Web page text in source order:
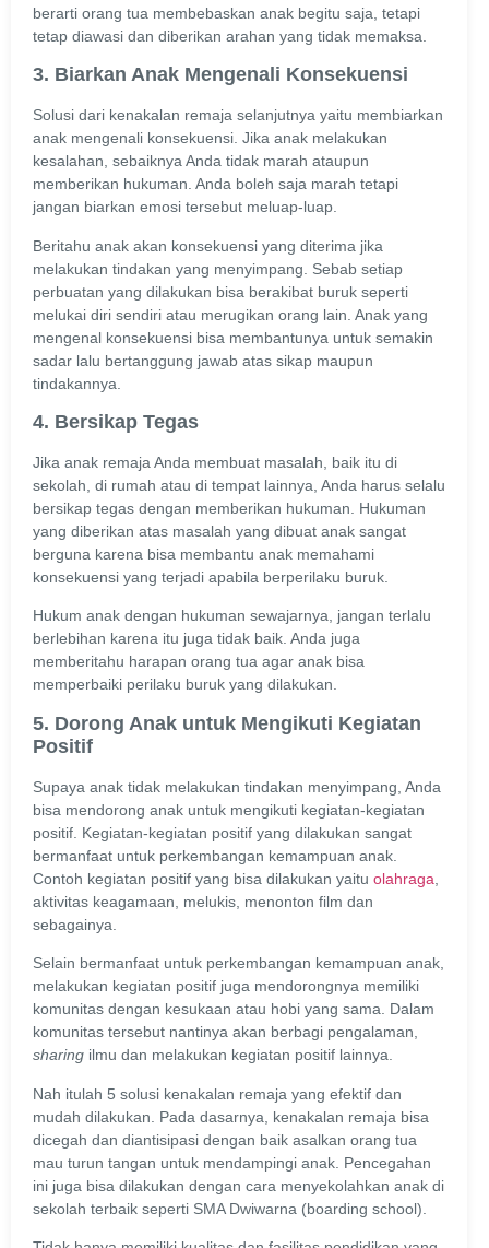
berarti orang tua membebaskan anak begitu saja, tetapi
tetap diawasi dan diberikan arahan yang tidak memaksa.
3. Biarkan Anak Mengenali Konsekuensi
Solusi dari kenakalan remaja selanjutnya yaitu membiarkan
anak mengenali konsekuensi. Jika anak melakukan
kesalahan, sebaiknya Anda tidak marah ataupun
memberikan hukuman. Anda boleh saja marah tetapi
jangan biarkan emosi tersebut meluap-luap.
Beritahu anak akan konsekuensi yang diterima jika
melakukan tindakan yang menyimpang. Sebab setiap
perbuatan yang dilakukan bisa berakibat buruk seperti
melukai diri sendiri atau merugikan orang lain. Anak yang
mengenal konsekuensi bisa membantunya untuk semakin
sadar lalu bertanggung jawab atas sikap maupun
tindakannya.
4. Bersikap Tegas
Jika anak remaja Anda membuat masalah, baik itu di
sekolah, di rumah atau di tempat lainnya, Anda harus selalu
bersikap tegas dengan memberikan hukuman. Hukuman
yang diberikan atas masalah yang dibuat anak sangat
berguna karena bisa membantu anak memahami
konsekuensi yang terjadi apabila berperilaku buruk.
Hukum anak dengan hukuman sewajarnya, jangan terlalu
berlebihan karena itu juga tidak baik. Anda juga
memberitahu harapan orang tua agar anak bisa
memperbaiki perilaku buruk yang dilakukan.
5. Dorong Anak untuk Mengikuti Kegiatan
Positif
Supaya anak tidak melakukan tindakan menyimpang, Anda
bisa mendorong anak untuk mengikuti kegiatan-kegiatan
positif. Kegiatan-kegiatan positif yang dilakukan sangat
bermanfaat untuk perkembangan kemampuan anak.
Contoh kegiatan positif yang bisa dilakukan yaitu olahraga
aktivitas keagamaan, melukis, menonton film dan
sebagainya.
Selain bermanfaat untuk perkembangan kemampuan anak,
melakukan kegiatan positif juga mendorongnya memiliki
komunitas dengan kesukaan atau hobi yang sama. Dalam
komunitas tersebut nantinya akan berbagi pengalaman,
sharing ilmu dan melakukan kegiatan positif lainnya.
Nah itulah 5 solusi kenakalan remaja yang efektif dan
mudah dilakukan. Pada dasarnya, kenakalan remaja bisa
dicegah dan diantisipasi dengan baik asalkan orang tua
mau turun tangan untuk mendampingi anak. Pencegahan
ini juga bisa dilakukan dengan cara menyekolahkan anak di
sekolah terbaik seperti SMA Dwiwarna (boarding school).